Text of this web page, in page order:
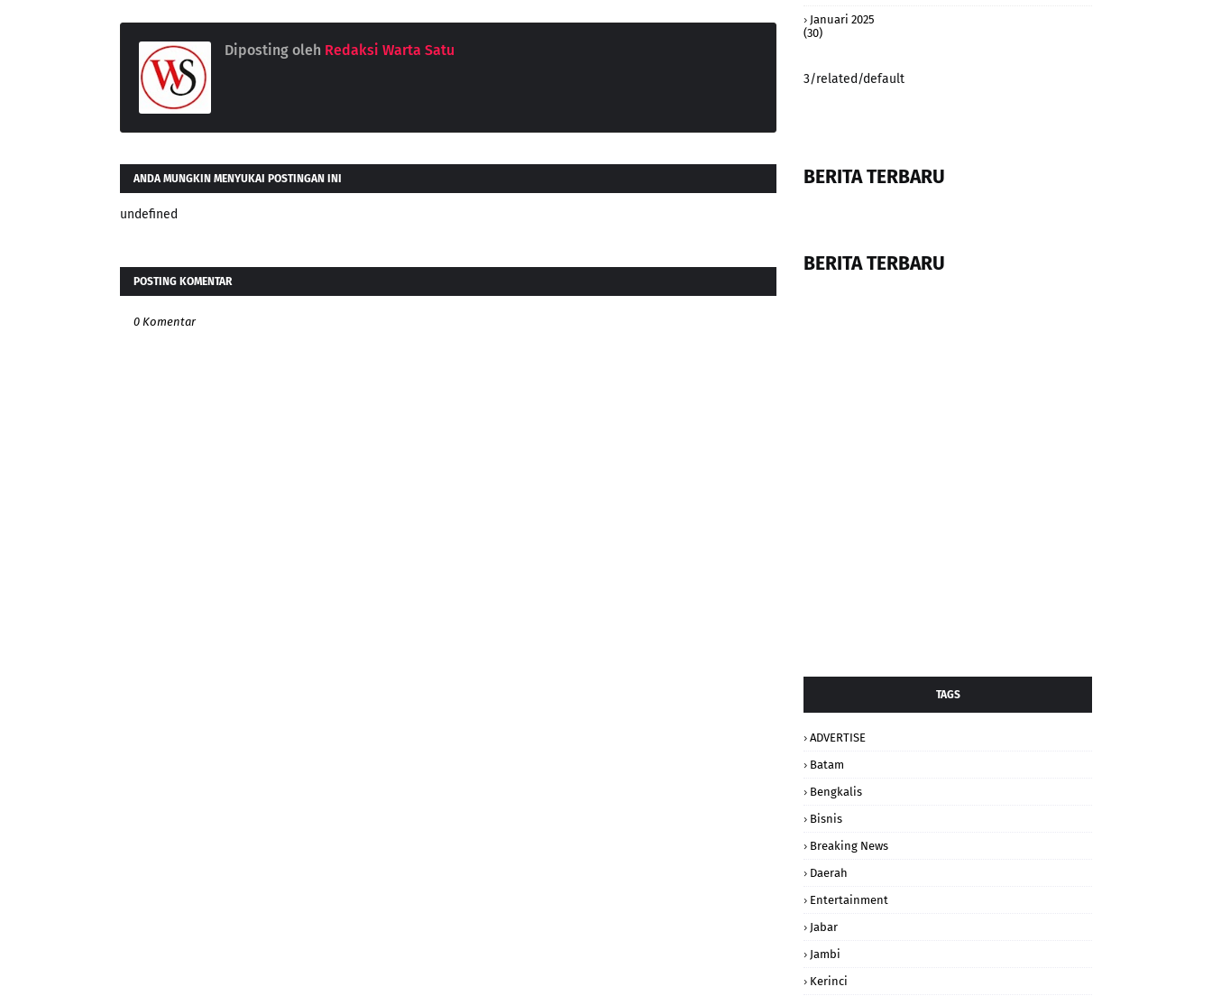
Diposting oleh Redaksi Warta Satu
ANDA MUNGKIN MENYUKAI POSTINGAN INI
undefined
POSTING KOMENTAR
0 Komentar
Januari 2025
(30)
3/related/default
BERITA TERBARU
BERITA TERBARU
TAGS
ADVERTISE
Batam
Bengkalis
Bisnis
Breaking News
Daerah
Entertainment
Jabar
Jambi
Kerinci